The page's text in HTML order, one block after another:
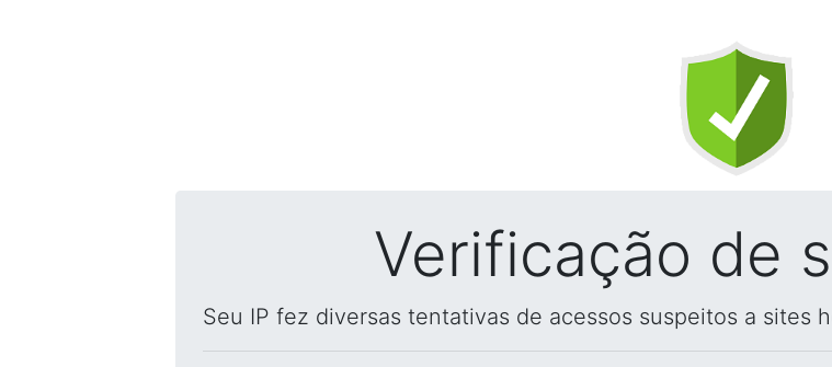
Verificação de
Seu IP fez diversas tentativas de acessos suspeitos a sites